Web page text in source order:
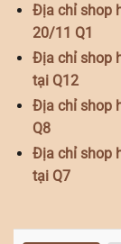
Địa chỉ shop
20/11 Q1
Địa chỉ shop
tại Q12
Địa chỉ shop
Q8
Địa chỉ shop
tại Q7